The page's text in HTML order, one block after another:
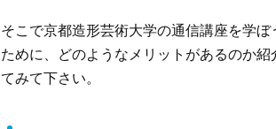
そこで京都造形芸術大学の通信講座を学
ために、どのようなメリットがあるのか紹
てみて下さい。